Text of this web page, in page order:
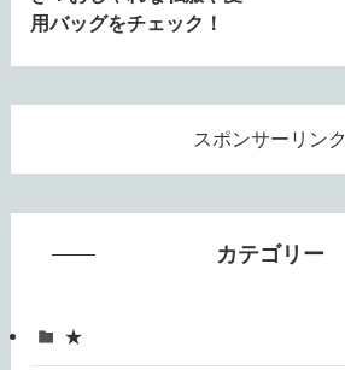
用バッグをチェック！
スポンサーリンク
カテゴリー
★